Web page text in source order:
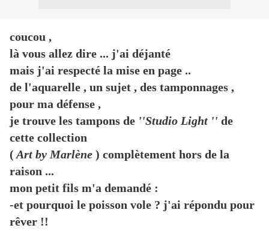
coucou ,
là vous allez dire ... j'ai déjanté
mais j'ai respecté la mise en page ..
de l'aquarelle , un sujet , des tamponnages ,
pour ma défense ,
je trouve les tampons de ''Studio Light '' de
cette collection
( Art by Marlène ) complètement hors de la
raison ...
mon petit fils m'a demandé :
-et pourquoi le poisson vole ? j'ai répondu pour
rêver !!